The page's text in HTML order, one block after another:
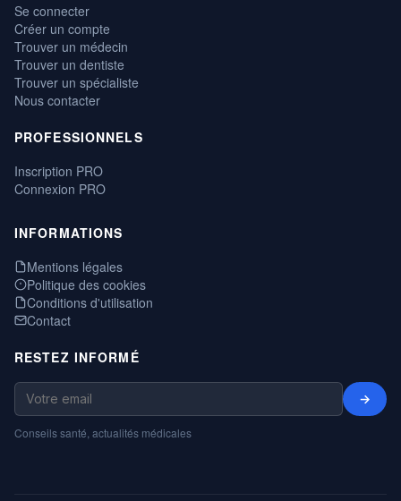
Se connecter
Créer un compte
Trouver un médecin
Trouver un dentiste
Trouver un spécialiste
Nous contacter
PROFESSIONNELS
Inscription PRO
Connexion PRO
INFORMATIONS
Mentions légales
Politique des cookies
Conditions d'utilisation
Contact
RESTEZ INFORMÉ
→
Conseils santé, actualités médicales